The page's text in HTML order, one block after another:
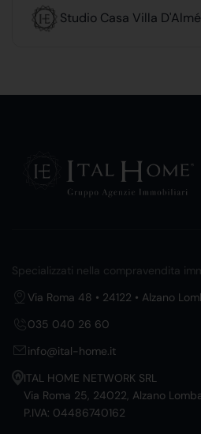
Studio Casa Villa D'Almé
Specializzati nella compravendita
Via Roma 48 • 24122 • Alzano
035 040 26 60
info@ital-home.it
ITAL HOME NETWORK SRL
Via Roma 25, 24022, Alzano
P.IVA: 04486740162